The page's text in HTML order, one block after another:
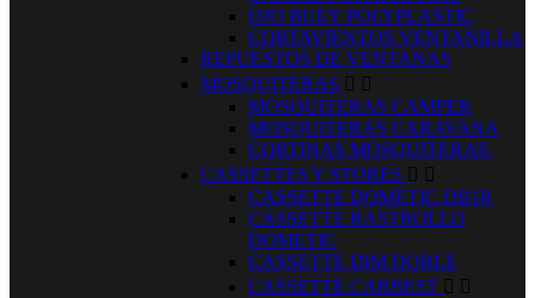
OJO BUEY POLYPLASTIC
CORTAVIENTOS VENTANILLA
REPUESTOS DE VENTANAS
MOSQUITERAS  
MOSQUITERAS CAMPER
MOSQUITERAS CARAVANA
CORTINAS MOSQUITERAS.
CASSETTES Y STORES  
CASSETTE DOMETIC DB1R
CASSETTE RASTROLLO
DOMETIC
CASSETTE DIM DOBLE
CASSETTE CARBEST  